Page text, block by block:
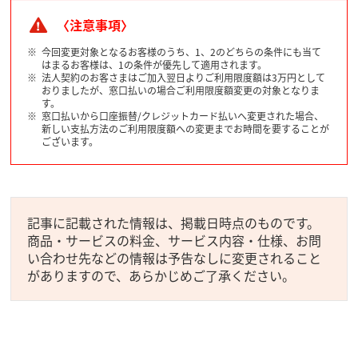
〈注意事項〉
今回変更対象となるお客様のうち、1、2のどちらの条件にも当て
はまるお客様は、1の条件が優先して適用されます。
法人契約のお客さまはご加入翌日よりご利用限度額は3万円として
おりましたが、窓口払いの場合ご利用限度額変更の対象となりま
す。
窓口払いから口座振替/クレジットカード払いへ変更された場合、
新しい支払方法のご利用限度額への変更までお時間を要することが
ございます。
記事に記載された情報は、掲載日時点のものです。
商品・サービスの料金、サービス内容・仕様、お問
い合わせ先などの情報は予告なしに変更されること
がありますので、あらかじめご了承ください。